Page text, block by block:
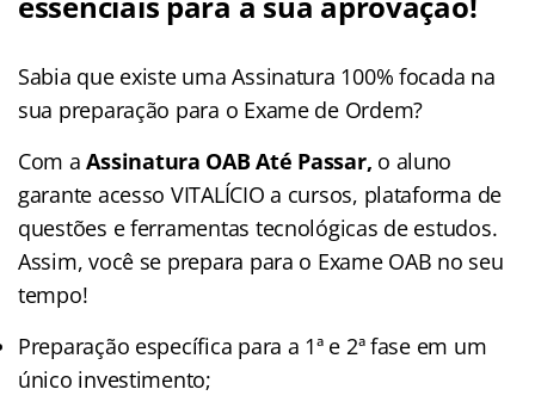
Sabia que existe uma Assinatura 100% focada na
sua preparação para o Exame de Ordem?
Com aAssinatura OAB Até Passar, o aluno
garante acesso VITALÍCIO a cursos, plataforma de
questões e ferramentas tecnológicas de estudos.
Assim, você se prepara para o Exame OAB no seu
tempo!
Preparação específica para a 1ª e 2ª fase em um
único investimento;